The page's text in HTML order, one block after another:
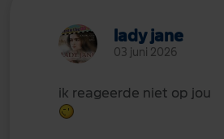
lady jane
03 juni 2026
ik reageerde niet op jou